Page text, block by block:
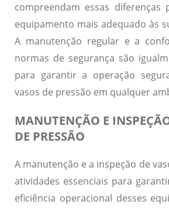
compreendam essas diferenças
equipamento mais adequado às
A manutenção regular e a
normas de segurança são
para garantir a operação
vasos de pressão em qualquer
MANUTENÇÃO E
DE PRESSÃO
A manutenção e a inspeção de
atividades essenciais para
eficiência operacional desses